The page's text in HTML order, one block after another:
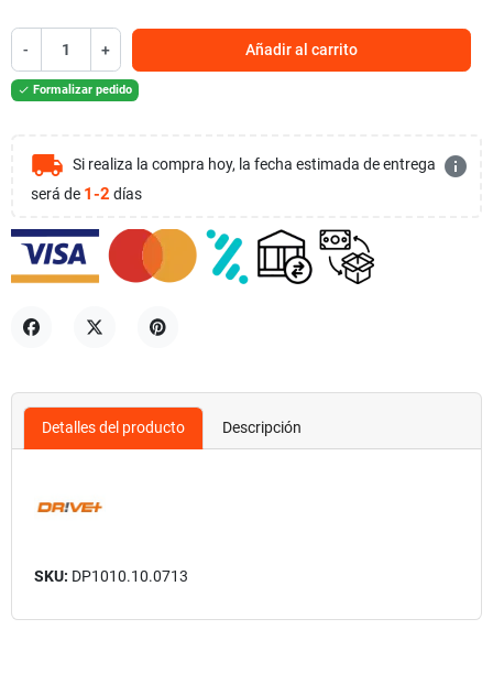
- + Añadir al carrito
 Formalizar pedido
local_shipping Si realiza la compra hoy, la fecha estimada de entrega
será de 1-2 días
info
Detalles del producto Descripción
SKU: DP1010.10.0713